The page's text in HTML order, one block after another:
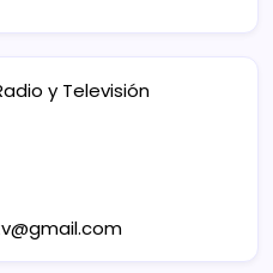
y Televisión